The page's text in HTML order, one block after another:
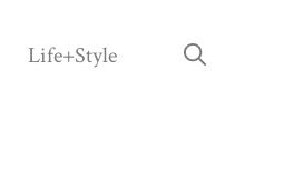
Life+Style